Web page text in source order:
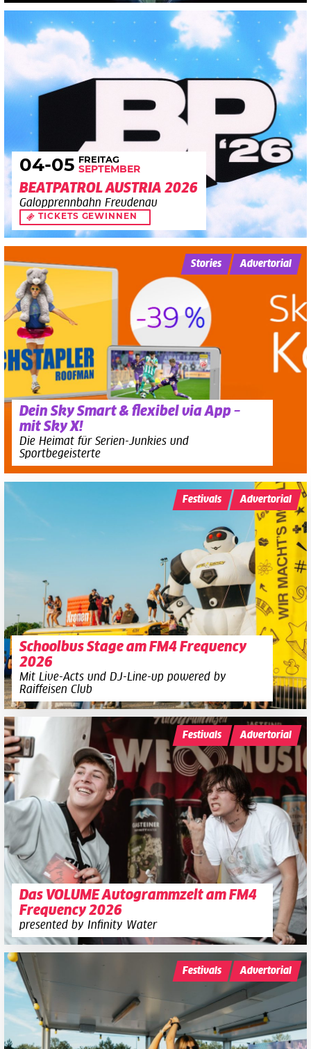
04-05 FREITAG
SEPTEMBER
BEATPATROL AUSTRIA 2026
Galopprennbahn Freudenau
TICKETS GEWINNEN
Dein Sky Smart & flexibel via App –
mit Sky X!
Die Heimat für Serien-Junkies und
Sportbegeisterte
Stories Advertorial
Schoolbus Stage am FM4 Frequency
2026
Mit Live-Acts und DJ-Line-up powered by
Raiffeisen Club
Festivals Advertorial
Das VOLUME Autogrammzelt am FM4
Frequency 2026
presented by Infinity Water
Festivals Advertorial
Festivals Advertorial